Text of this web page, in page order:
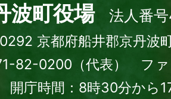
波町役場 法人番
京都府船井郡京丹波
82-0200（代表） フ
開庁時間：8時30分から